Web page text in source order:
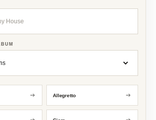
Allegretto